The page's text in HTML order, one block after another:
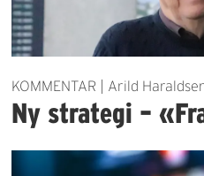
KOMMENTAR | Arild
Ny strategi –